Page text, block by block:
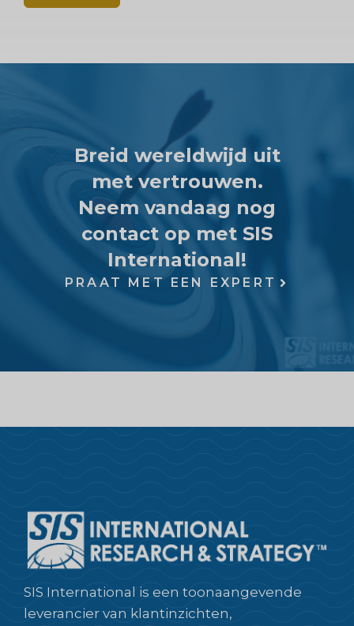
Breid wereldwijd uit
met vertrouwen.
Neem vandaag nog
contact op met SIS
International!
PRAAT MET EEN EXPERT
SIS International is een toonaangevende
leverancier van klantinzichten,